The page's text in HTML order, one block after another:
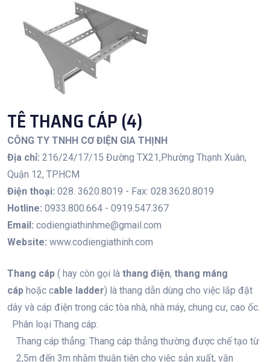
TÊ THANG CÁP (4)
CÔNG TY TNHH CƠ ĐIỆN GIA THỊNH
Địa chỉ: 216/24/17/15 Đường TX21,Phường Thạnh Xuân,
Quận 12, TP.HCM
Điện thoại: 028. 3620.8019 - Fax: 028.3620.8019
Hotline: 0933.800.664 - 0919.547.367
Email: codiengiathinhme@gmail.com
Website: www.codiengiathinh.com
Thang cáp ( hay còn gọi là thang điện, thang máng
cáp hoặc cable ladder) là thang dẫn dùng cho việc lắp đặt
dây và cáp điện trong các tòa nhà, nhà máy, chung cư, cao ốc.
Phân loại Thang cáp:
Thang cáp thẳng: Thang cáp thẳng thường được chế tạo từ
2,5m đến 3m nhằm thuận tiện cho việc sản xuất, vận